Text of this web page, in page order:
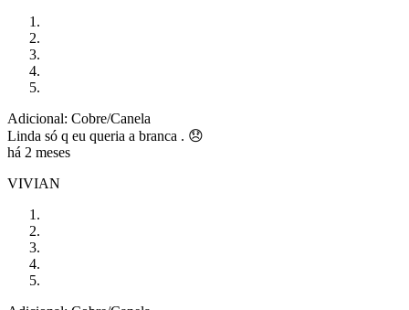
Adicional: Cobre/Canela
Linda só q eu queria a branca . 😞
há 2 meses
VIVIAN